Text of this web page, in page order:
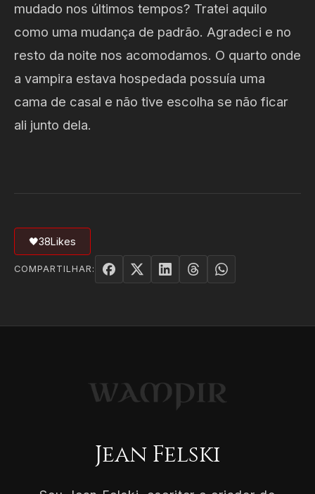
mudado nos últimos tempos? Tratei aquilo
como uma mudança de padrão. Agradeci e no
resto da noite nos acomodamos. O quarto onde
a vampira estava hospedada possuía uma
cama de casal e não tive escolha se não ficar
ali junto dela.
🖤38Likes
COMPARTILHAR:
Jean Felski